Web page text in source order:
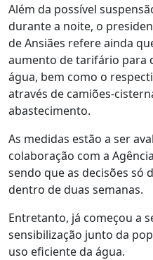
Além da possível
durante a noite, o
de Ansiães refere ainda
aumento de tarifário para
água, bem como o
através de camiões-
abastecimento.
As medidas estão a ser
colaboração com a
sendo que as decisões só
dentro de duas semanas.
Entretanto, já começou a
sensibilização junto da
uso eficiente da água.